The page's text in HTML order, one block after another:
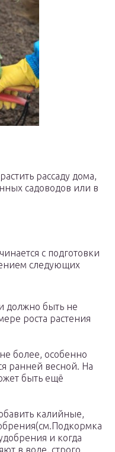
рассаду дома,
садоводов или в
с подготовки
следующих
должно быть не
роста растения
более, особенно
ранней весной. На
быть ещё
калийные,
и когда
в воде, строго